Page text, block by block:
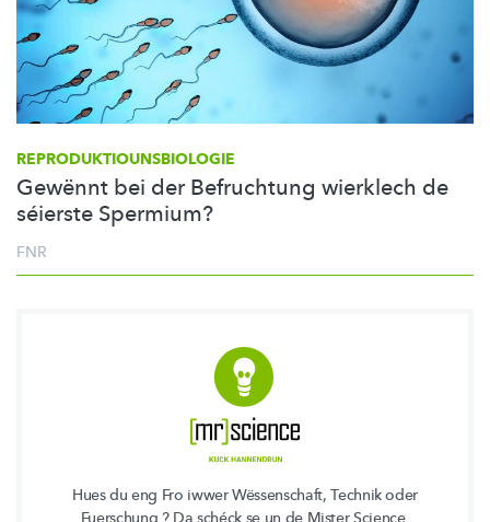
REPRODUKTIOUNSBIOLOGIE
Gewënnt bei der Befruchtung wierklech de
séierste Spermium?
FNR
Hues du eng Fro iwwer Wëssenschaft, Technik oder